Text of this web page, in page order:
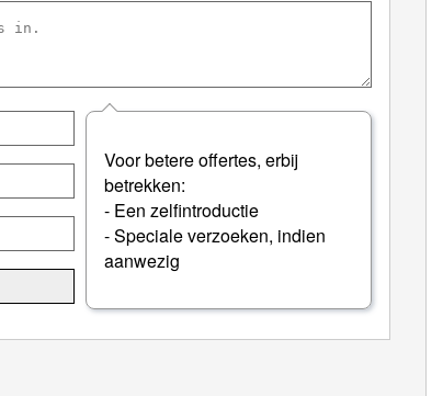
Voor betere offertes, erbij
betrekken:
- Een zelfintroductie
- Speciale verzoeken, indien
aanwezig